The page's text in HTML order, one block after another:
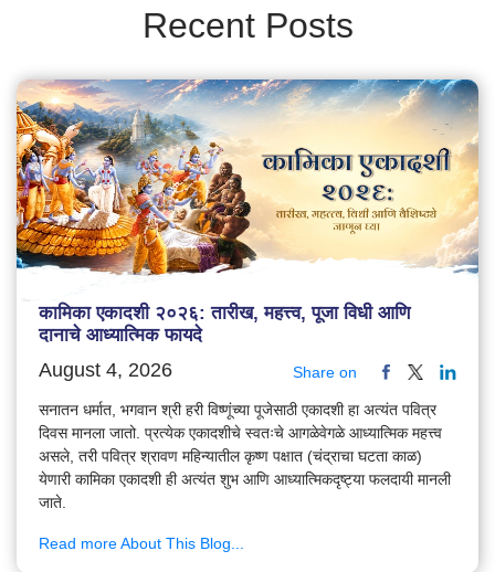
Recent Posts
कामिका एकादशी २०२६: तारीख, महत्त्व, पूजा विधी आणि
दानाचे आध्यात्मिक फायदे
August 4, 2026 Share on
सनातन धर्मात, भगवान श्री हरी विष्णूंच्या पूजेसाठी एकादशी हा अत्यंत पवित्र
दिवस मानला जातो. प्रत्येक एकादशीचे स्वतःचे आगळेवेगळे आध्यात्मिक महत्त्व
असले, तरी पवित्र श्रावण महिन्यातील कृष्ण पक्षात (चंद्राचा घटता काळ)
येणारी कामिका एकादशी ही अत्यंत शुभ आणि आध्यात्मिकदृष्ट्या फलदायी मानली
जाते.
Read more About This Blog...